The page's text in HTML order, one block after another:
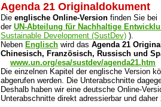
Agenda 21 Originaldokument
Die englische Online-Version finden Sie bei
der UN-Abteilung für Nachhaltige
Sustainable Development (SustDev) ).
Neben Englisch wird das Agenda 21
Chinesisch, Französisch, Russisch und
www.un.org/esa/sustdev/agenda21.htm
Die einzelnen Kapitel der englische Version
abgerufen werden. Die Unterabschnitte
Deshalb haben wir eine deutsche Online-
Unterabschnitte direkt adressierbar und